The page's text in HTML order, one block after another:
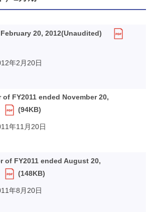
20, 2012(Unaudited)
年2月20日
FY2011 ended November 20,
(94KB)
年11月20日
of FY2011 ended August 20,
(148KB)
年8月20日